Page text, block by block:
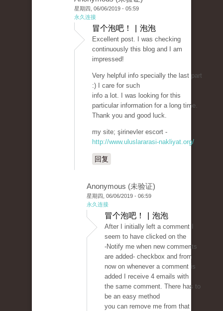
星期四, 06/06/2019 - 05:59
永久连接
冒个泡吧！ | 泡泡
Excellent post. I was checking
continuously this blog and I am
impressed!
Very helpful info specially the last part
:) I care for such
info a lot. I was looking for this
particular information for a long time.
Thank you and good luck.
my site; şirinevler escort -
http://www.uluslararasi-nakliyat.org/
回复
Anonymous (未验证)
星期四, 06/06/2019 - 06:59
永久连接
冒个泡吧！ | 泡泡
After I initially left a comment I
seem to have clicked on the
-Notify me when new comments
are added- checkbox and from
now on whenever a comment is
added I receive 4 emails with
the same comment. There has to
be an easy method
you can remove me from that